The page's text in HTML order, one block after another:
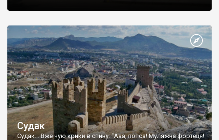
Судак
Судак... Вже чую крики в спину: "Ааа, попса! Муляжна фортеця!